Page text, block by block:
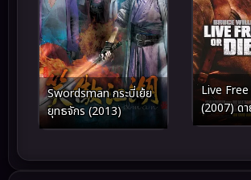
Swordsman กระบี่เย้ย
ยุทธจักร (2013)
Live
(2007) ด
ปลุกอึด…ต